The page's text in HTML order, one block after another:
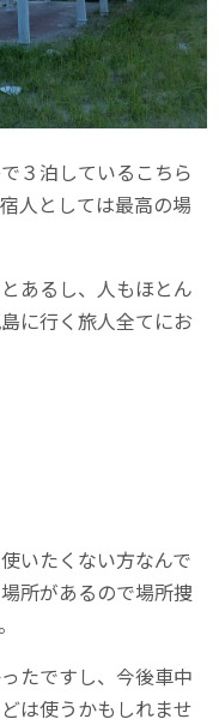
３泊しているこちら
人としては最高の場
あるし、人もほとん
に行く旅人全てにお
いたくない方なんで
所があるので場所捜
たですし、今後車中
は使うかもしれませ